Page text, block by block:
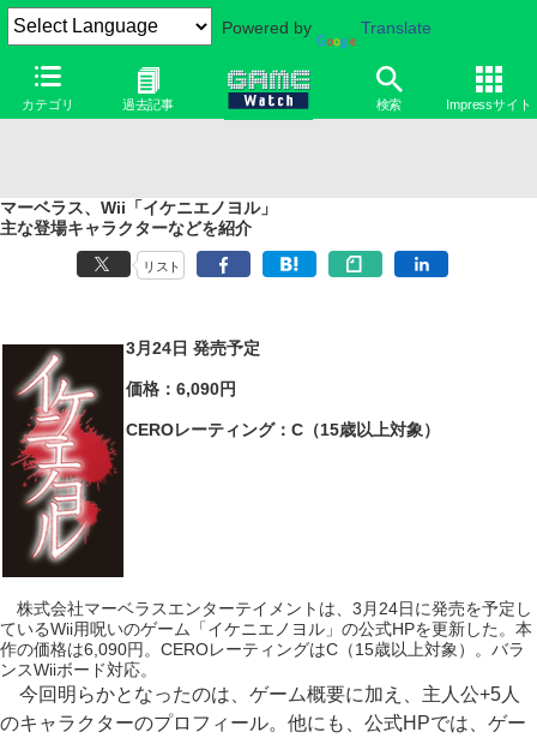
Powered by Translate
カテゴリ 過去記事 検索 Impressサイト
マーベラス、Wii「イケニエノヨル」
主な登場キャラクターなどを紹介
リスト
3月24日 発売予定
価格：6,090円
CEROレーティング：C（15歳以上対象）
株式会社マーベラスエンターテイメントは、3月24日に発売を予定し
ているWii用呪いのゲーム「イケニエノヨル」の公式HPを更新した。本
作の価格は6,090円。CEROレーティングはC（15歳以上対象）。バラ
ンスWiiボード対応。
今回明らかとなったのは、ゲーム概要に加え、主人公+5人
のキャラクターのプロフィール。他にも、公式HPでは、ゲー